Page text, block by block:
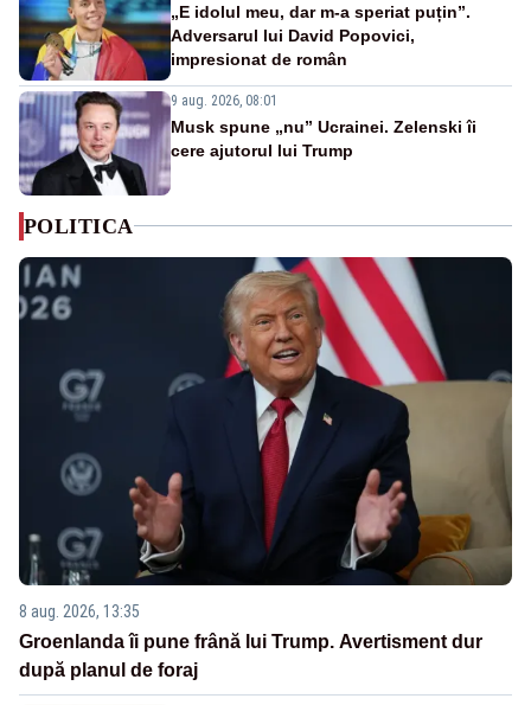
„E idolul meu, dar m-a speriat puțin”.
Adversarul lui David Popovici,
impresionat de român
9 aug. 2026, 08:01
Musk spune „nu” Ucrainei. Zelenski îi
cere ajutorul lui Trump
POLITICA
8 aug. 2026, 13:35
Groenlanda îi pune frână lui Trump. Avertisment dur
după planul de foraj